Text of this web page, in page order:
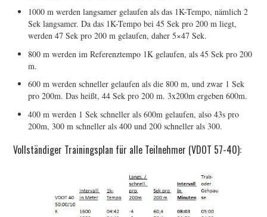
1000 m werden langsamer gelaufen als das 1K-Tempo, nämlich 2
Sek langsamer. Da das 1K-Tempo bei 45 Sek pro 200 m liegt,
werden 47 Sek pro 200 m gelaufen, daher 5×47 Sek.
800 m werden im Referenztempo 1K gelaufen, als 45 Sek pro 200
m.
600 m werden schneller gelaufen als die 800 m, und zwar 1 Sek
pro 200m. Das heißt, 44 Sek pro 200 m. 3x200m ergeben 600m.
400 m werden 1 Sek schneller als 600m gelaufen, also 43s pro
200m, 300 m schneller als 400 und 200 schneller als 300.
Vollständiger Trainingsplan für alle Teilnehmer (VDOT 57-40):